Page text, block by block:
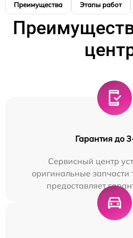
Преимущества Этапы работ
Гарантия до
Сервисный центр
оригинальные запчасти
предоставляет